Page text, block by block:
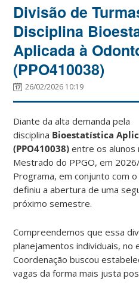
Divisão de
Disciplina
Aplicada à
(PPO410038)
26/02/2026 10:19
Diante da alta demanda pela
disciplina Bioestatística
(PPO410038) entre os alunos
Mestrado do PPGO, em
Programa, em conjunto com
definiu a abertura de uma
próximo semestre.
Compreendemos que essa
planejamentos individuais, no
Coordenação buscou
vagas da forma mais justa